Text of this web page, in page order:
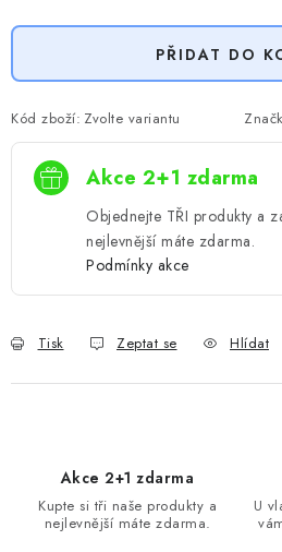
PŘIDAT DO
Kód zboží: Zvolte variantu
Akce 2+1 zdarma
Objednejte TŘI produkty a
nejlevnější máte zdarma.
Podmínky akce
Tisk Zeptat se Hlídat
Akce 2+1 zdarma
Kupte si tři naše produkty a
nejlevnější máte zdarma.
U